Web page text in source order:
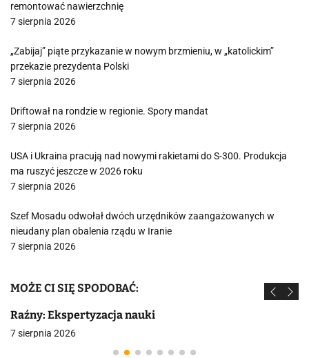
remontować nawierzchnię
7 sierpnia 2026
„Zabijaj” piąte przykazanie w nowym brzmieniu, w „katolickim”
przekazie prezydenta Polski
7 sierpnia 2026
Driftował na rondzie w regionie. Spory mandat
7 sierpnia 2026
USA i Ukraina pracują nad nowymi rakietami do S-300. Produkcja
ma ruszyć jeszcze w 2026 roku
7 sierpnia 2026
Szef Mosadu odwołał dwóch urzędników zaangażowanych w
nieudany plan obalenia rządu w Iranie
7 sierpnia 2026
MOŻE CI SIĘ SPODOBAĆ:
Raźny: Ekspertyzacja nauki
7 sierpnia 2026